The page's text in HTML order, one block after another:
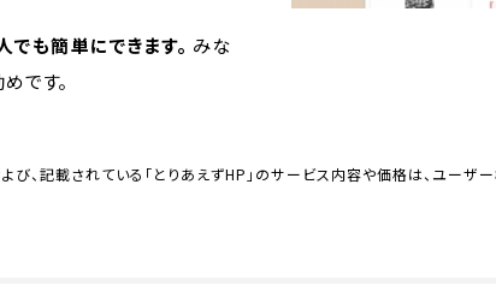
でも簡単にできます。 みな
です。
、記載されている「とりあえずHP」のサービス内容や価格は、ユーザ